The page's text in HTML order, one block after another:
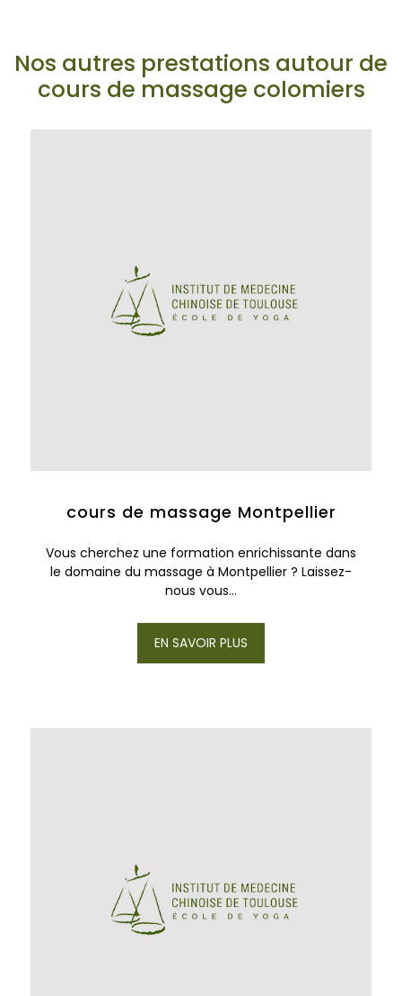
Nos autres prestations autour de
cours de massage colomiers
cours de massage Montpellier
Vous cherchez une formation enrichissante dans
le domaine du massage à Montpellier ? Laissez-
nous vous...
EN SAVOIR PLUS